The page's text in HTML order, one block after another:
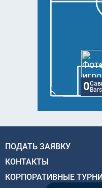
0
ПОДАТЬ ЗАЯВКУ
КОНТАКТЫ
КОРПОРАТИВНЫЕ